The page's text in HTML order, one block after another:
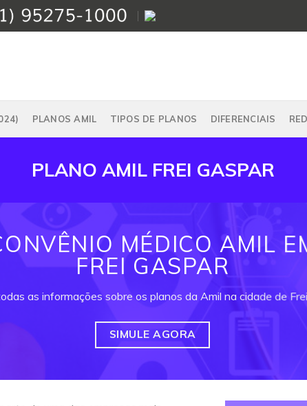
PLANOS AMIL TIPOS DE PLANOS DIFERENCIAIS
PLANO AMIL FREI GASPAR
MÉDICO AMIL
FREI GASPAR
as informações sobre os planos da Amil na cidade de
SIMULE AGORA